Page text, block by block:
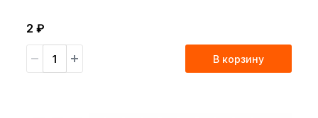
2 ₽
В корзину